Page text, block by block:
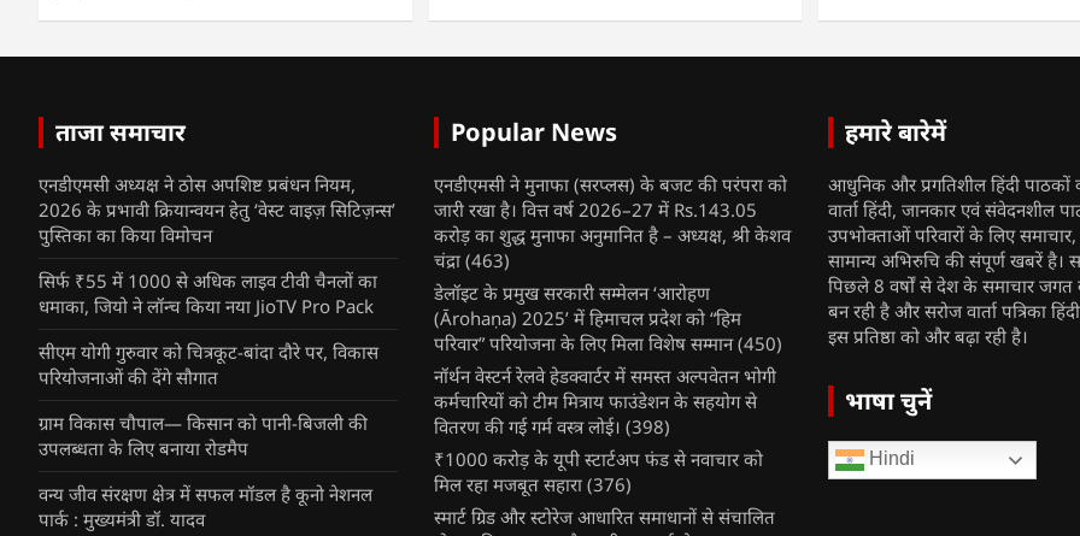
ताजा समाचार
एनडीएमसी अध्यक्ष ने ठोस अपशिष्ट प्रबंधन नियम,
2026 के प्रभावी क्रियान्वयन हेतु ‘वेस्ट वाइज़ सिटिज़न्स’
पुस्तिका का किया विमोचन
सिर्फ ₹55 में 1000 से अधिक लाइव टीवी चैनलों का
धमाका, जियो ने लॉन्च किया नया JioTV Pro Pack
सीएम योगी गुरुवार को चित्रकूट-बांदा दौरे पर, विकास
परियोजनाओं की देंगे सौगात
ग्राम विकास चौपाल— किसान को पानी-बिजली की
उपलब्धता के लिए बनाया रोडमैप
वन्य जीव संरक्षण क्षेत्र में सफल मॉडल है कूनो नेशनल
पार्क : मुख्यमंत्री डॉ. यादव
Popular News
एनडीएमसी ने मुनाफा (सरप्लस) के बजट की परंपरा को
जारी रखा है। वित्त वर्ष 2026–27 में Rs.143.05
करोड़ का शुद्ध मुनाफा अनुमानित है – अध्यक्ष, श्री केशव
चंद्रा (463)
डेलॉइट के प्रमुख सरकारी सम्मेलन ‘आरोहण
(Ārohaṇa) 2025’ में हिमाचल प्रदेश को “हिम
परिवार” परियोजना के लिए मिला विशेष सम्मान (450)
नॉर्थन वेस्टर्न रेलवे हेडक्वार्टर में समस्त अल्पवेतन भोगी
कर्मचारियों को टीम मित्राय फाउंडेशन के सहयोग से
वितरण की गई गर्म वस्त्र लोई। (398)
₹1000 करोड़ के यूपी स्टार्टअप फंड से नवाचार को
मिल रहा मजबूत सहारा (376)
स्मार्ट ग्रिड और स्टोरेज आधारित समाधानों से संचालित
हमारे बारेमें
आधुनिक और प्रगतिशील हिंदी पाठकों
वार्ता हिंदी, जानकार एवं संवेदनशील
उपभोक्ताओं परिवारों के लिए
सामान्य अभिरुचि की संपूर्ण खबरें है।
पिछले 8 वर्षों से देश के समाचार जगत
बन रही है और सरोज वार्ता पत्रिका
इस प्रतिष्ठा को और बढ़ा रही है।
भाषा चुनें
Hindi